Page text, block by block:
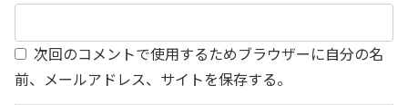
次回のコメントで使用するためブラウザーに自分の名
前、メールアドレス、サイトを保存する。